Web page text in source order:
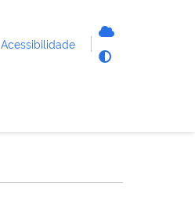
Acessibilidade